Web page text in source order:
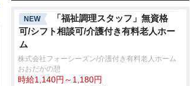
NEW
「福祉調理スタッフ」無資格
可/シフト相談可/介護付き有料老人ホー
ム
株式会社フォーシーズン/介護付き有料老人ホーム
おおだかの憩
時給1,140円～1,180円